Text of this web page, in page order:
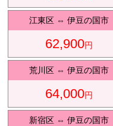
江東区 ⇔伊豆の国市
62,900円
荒川区 ⇔伊豆の国市
64,000円
新宿区 ⇔伊豆の国市